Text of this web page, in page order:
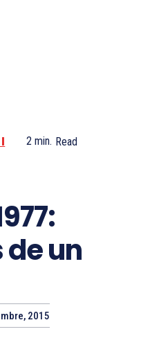
2 min. Read
un
2015